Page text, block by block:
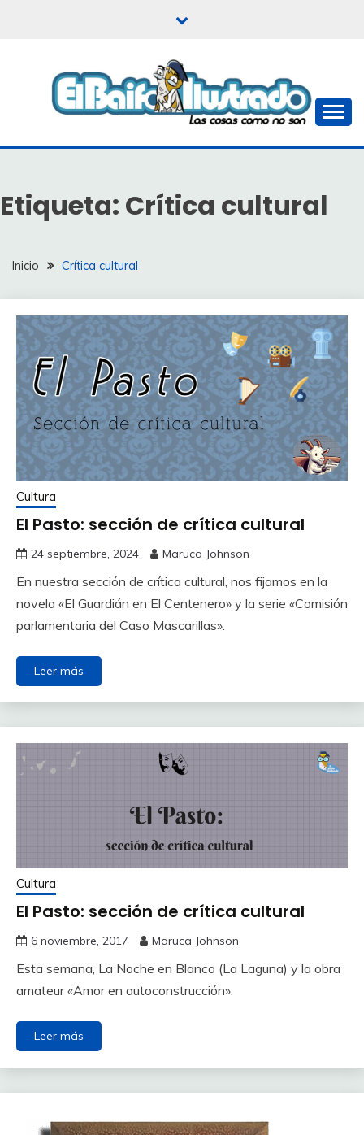
EL BAIFO ILUSTRADO
Etiqueta: Crítica cultural
Inicio Crítica cultural
Cultura
El Pasto: sección de crítica cultural
24 septiembre, 2024 Maruca Johnson
En nuestra sección de crítica cultural, nos fijamos en la
novela «El Guardián en El Centenero» y la serie «Comisión
parlamentaria del Caso Mascarillas».
Leer más
Cultura
El Pasto: sección de crítica cultural
6 noviembre, 2017 Maruca Johnson
Esta semana, La Noche en Blanco (La Laguna) y la obra
amateur «Amor en autoconstrucción».
Leer más